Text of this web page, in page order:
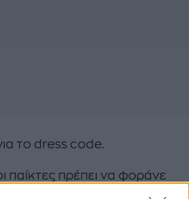
το dress code.
παίκτες πρέπει να φοράνε